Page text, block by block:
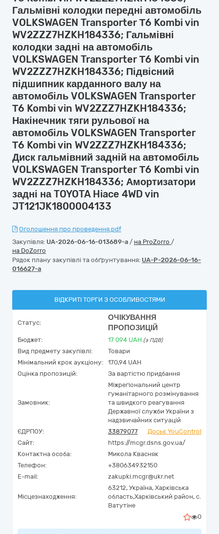
Гальмівні колодки передні автомобіль
VOLKSWAGEN Transporter Т6 Kombi vin
WV2ZZZ7HZKH184336; Гальмівні
колодки задні на автомобіль
VOLKSWAGEN Transporter Т6 Kombi vin
WV2ZZZ7HZKH184336; Підвісний
підшипник карданного валу на
автомобіль VOLKSWAGEN Transporter
Т6 Kombi vin WV2ZZZ7HZKH184336;
Накінечник тяги рульової на
автомобіль VOLKSWAGEN Transporter
Т6 Kombi vin WV2ZZZ7HZKH184336;
Диск гальмівний задній на автомобіль
VOLKSWAGEN Transporter Т6 Kombi vin
WV2ZZZ7HZKH184336; Амортизатори
задні на TOYOTA Hiace 4WD vin
JT121JK1800004133
Оголошення про проведення.pdf
Закупівля: UA-2026-06-16-013689-a / на ProZorro /
на DoZorro
Рядок плану закупівлі та обґрунтування: UA-P-2026-06-16-
016627-a
ВІДКРИТІ ТОРГИ З ОСОБЛИВОСТЯМИ
Статус:
ОЧІКУВАННЯ
ПРОПОЗИЦІЙ
Бюджет: 17 094 UAH (з ПДВ)
Вид предмету закупівлі:
Товари
Мінімальний крок аукціону:
170,94 UAH
Оцінка пропозицій:
За вартістю придбання
Замовник:
Міжрегіональний центр
гуманітарного розмінування
та швидкого реагування
Державної служби України з
надзвичайних ситуацій
ЄДРПОУ:
33879077
Досьє YouControl
Сайт:
https://mcgr.dsns.gov.ua/
Контактна особа:
Микола Квасняк
Телефон:
+380634932150
E-mail:
zakupki.mcgr@ukr.net
Місцезнаходження:
63212, Україна, Харківська
область,Харківський район, с.
Ватутіне
0